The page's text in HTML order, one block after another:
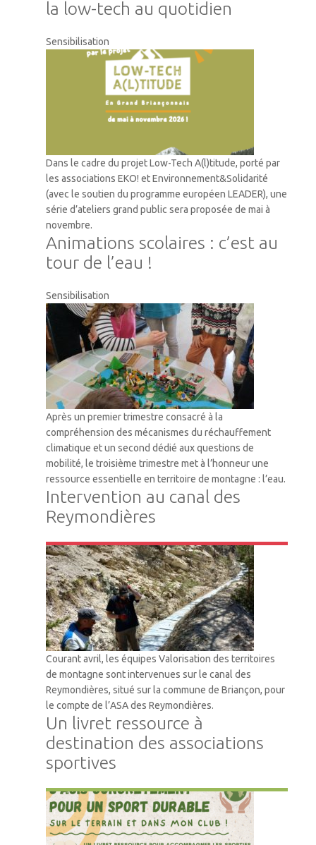
la low-tech au quotidien
Sensibilisation
Dans le cadre du projet Low-Tech A(l)titude, porté par
les associations EKO! et Environnement&Solidarité
(avec le soutien du programme européen LEADER), une
série d’ateliers grand public sera proposée de mai à
novembre.
Animations scolaires : c’est au
tour de l’eau !
Sensibilisation
Après un premier trimestre consacré à la
compréhension des mécanismes du réchauffement
climatique et un second dédié aux questions de
mobilité, le troisième trimestre met à l’honneur une
ressource essentielle en territoire de montagne : l’eau.
Intervention au canal des
Reymondières
VTM
Courant avril, les équipes Valorisation des territoires
de montagne sont intervenues sur le canal des
Reymondières, situé sur la commune de Briançon, pour
le compte de l’ASA des Reymondières.
Un livret ressource à
destination des associations
sportives
Accompagnement